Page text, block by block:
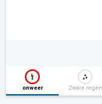
onweer Zware regen